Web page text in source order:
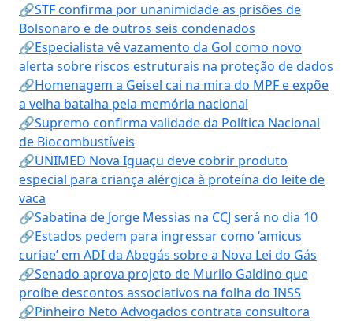
🔗STF confirma por unanimidade as prisões de
Bolsonaro e de outros seis condenados
🔗Especialista vê vazamento da Gol como novo
alerta sobre riscos estruturais na proteção de dados
🔗Homenagem a Geisel cai na mira do MPF e expõe
a velha batalha pela memória nacional
🔗Supremo confirma validade da Política Nacional
de Biocombustíveis
🔗UNIMED Nova Iguaçu deve cobrir produto
especial para criança alérgica à proteína do leite de
vaca
🔗Sabatina de Jorge Messias na CCJ será no dia 10
🔗Estados pedem para ingressar como ‘amicus
curiae’ em ADI da Abegás sobre a Nova Lei do Gás
🔗Senado aprova projeto de Murilo Galdino que
proíbe descontos associativos na folha do INSS
🔗Pinheiro Neto Advogados contrata consultora